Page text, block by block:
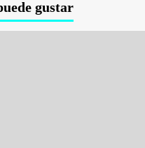
gustar